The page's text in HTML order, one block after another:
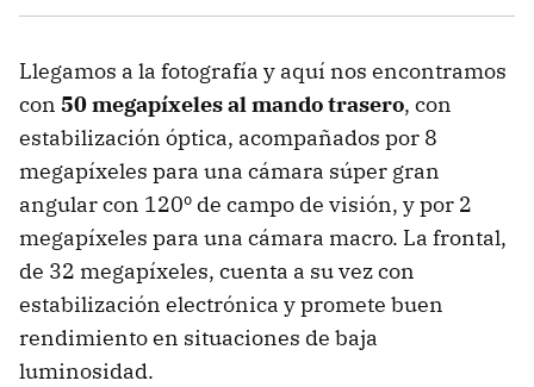
Llegamos a la fotografía y aquí nos encontramos
con 50 megapíxeles al mando trasero, con
estabilización óptica, acompañados por 8
megapíxeles para una cámara súper gran
angular con 120º de campo de visión, y por 2
megapíxeles para una cámara macro. La frontal,
de 32 megapíxeles, cuenta a su vez con
estabilización electrónica y promete buen
rendimiento en situaciones de baja
luminosidad.